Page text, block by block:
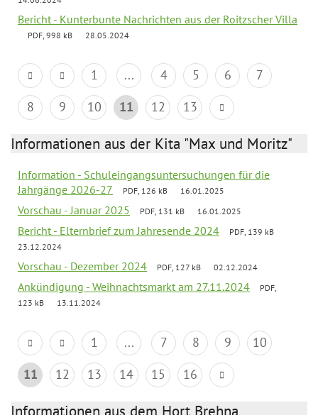
Bericht - Kunterbunte Nachrichten aus der Roitzscher Villa
PDF, 998 kB 28.05.2024
1 ... 4 5 6
7
8
9 10 11 12 13
Informationen aus der Kita "Max und Moritz"
Information - Schuleingangsuntersuchungen für die
Jahrgänge 2026-27
PDF, 126 kB 16.01.2025
Vorschau - Januar 2025 PDF, 131 kB 16.01.2025
Bericht - Elternbrief zum Jahresende 2024
PDF, 139 kB
23.12.2024
Vorschau - Dezember 2024 PDF, 127 kB 02.12.2024
Ankündigung - Weihnachtsmarkt am 27.11.2024
PDF,
123 kB
13.11.2024
1 ... 7 8 9
10
11
12 13 14 15 16
Informationen aus dem Hort Brehna